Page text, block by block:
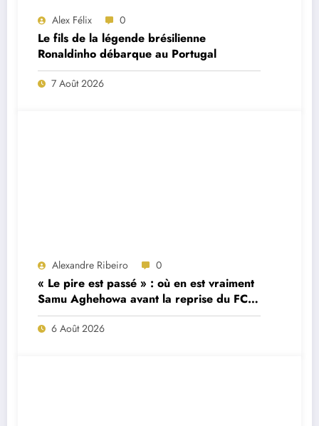
Alex Félix 0
Le fils de la légende brésilienne
Ronaldinho débarque au Portugal
7 Août 2026
Alexandre Ribeiro 0
« Le pire est passé » : où en est vraiment
Samu Aghehowa avant la reprise du FC
Porto ?
6 Août 2026